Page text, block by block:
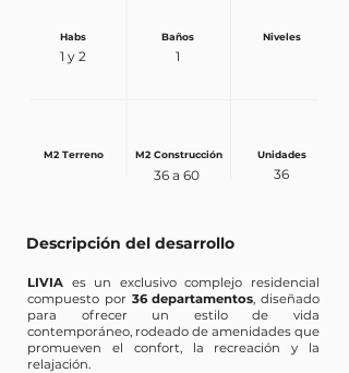
Habs
1 y 2
Baños
1
Niveles
M2 Terreno M2 Construcción
36 a 60
Unidades
36
Descripción del desarrollo
LIVIA es un exclusivo complejo residencial
compuesto por 36 departamentos, diseñado
para ofrecer un estilo de vida
contemporáneo, rodeado de amenidades que
promueven el confort, la recreación y la
relajación.